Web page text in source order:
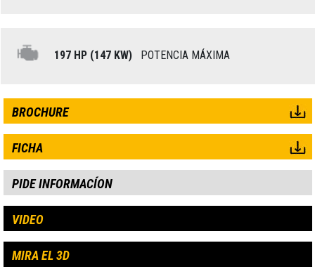
197 HP (147 KW) POTENCIA MÁXIMA
BROCHURE
FICHA
PIDE INFORMACÍON
VIDEO
MIRA EL 3D